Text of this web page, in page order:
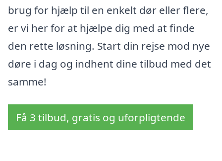
brug for hjælp til en enkelt dør eller flere,
er vi her for at hjælpe dig med at finde
den rette løsning. Start din rejse mod nye
døre i dag og indhent dine tilbud med det
samme!
Få 3 tilbud, gratis og uforpligtende